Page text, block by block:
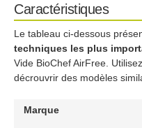
Caractéristiques
Le tableau ci-dessous
techniques les plus
Vide BioChef AirFree.
décrouvrir des modèles
Marque